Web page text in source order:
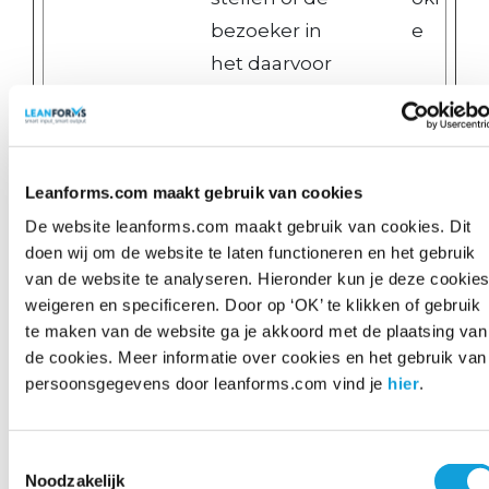
Leanforms.com maakt gebruik van cookies
De website leanforms.com maakt gebruik van cookies. Dit
doen wij om de website te laten functioneren en het gebruik
van de website te analyseren. Hieronder kun je deze cookies
weigeren en specificeren. Door op ‘OK’ te klikken of gebruik
te maken van de website ga je akkoord met de plaatsing van
de cookies. Meer informatie over cookies en het gebruik van
persoonsgegevens door leanforms.com vind je hier.
Noodzakelijk
bezoeker in
het daarvoor
g voor
cookies heeft
gegeven.
e
li_gc
linkedi
n.com
Slaat de
cookiestatus
van de
voor het
180
dage
n
HT
TP
-
oki